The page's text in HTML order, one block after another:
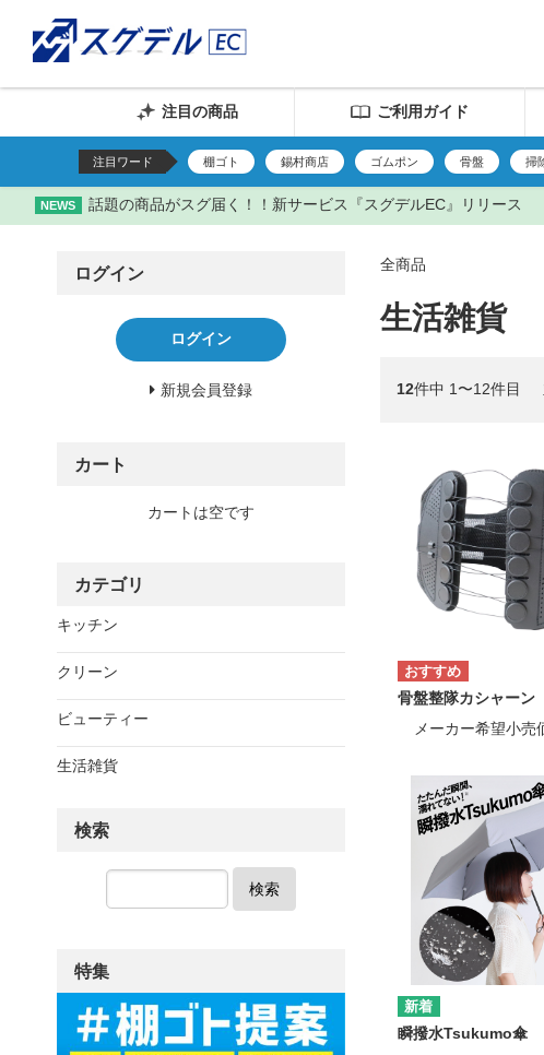
NEWS 話題の商品がスグ届く！！新サービス『スグデルEC』リリース
注目の商品 ご利用ガイド
注目ワード 棚ゴト 錫村商店 ゴムポン 骨盤 掃
全商品
生活雑貨
12件中 1〜12件目
骨盤整隊カシャーン
メーカー希望小売
瞬撥水Tsukumo傘
ログイン
ログイン
新規会員登録
カート
カートは空です
カテゴリ
キッチン
クリーン
ビューティー
生活雑貨
検索
検索
特集